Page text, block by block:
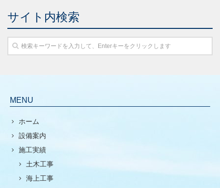
サイト内検索
MENU
ホーム
設備案内
施工実績
土木工事
海上工事